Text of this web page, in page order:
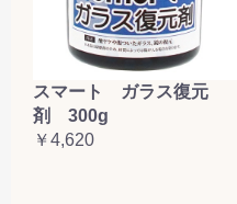
スマート ガラス復元
剤 300g
￥4,620